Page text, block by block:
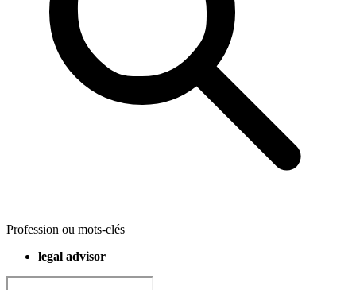
Profession ou mots-clés
legal advisor